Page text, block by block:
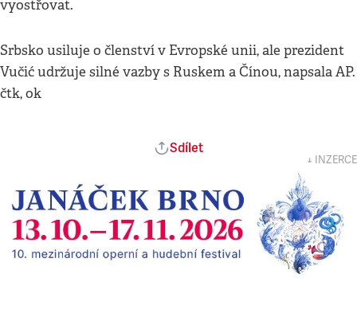
vyostřovat.
Srbsko usiluje o členství v Evropské unii, ale prezident
Vučić udržuje silné vazby s Ruskem a Čínou, napsala AP.
čtk, ok
Sdílet
↓ INZERCE